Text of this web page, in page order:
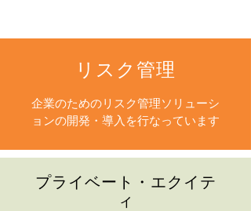
リスク管理
企業のためのリスク管理ソリューシ
ョンの開発・導入を行なっています
プライベート・エクイテ
ィ